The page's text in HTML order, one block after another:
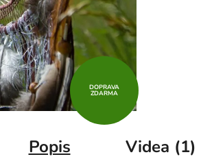
DOPRAVA
ZDARMA
Popis Videa (1)